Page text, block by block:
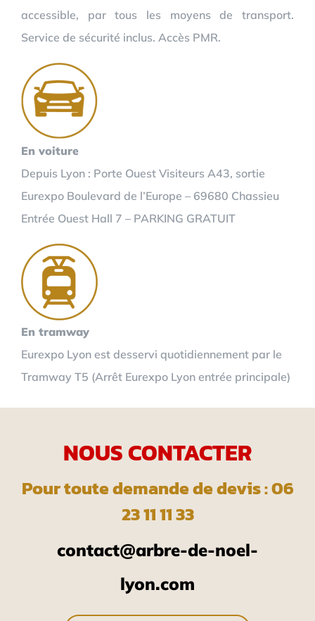
accessible, par tous les moyens de transport.
Service de sécurité inclus. Accès PMR.
En voiture
Depuis Lyon : Porte Ouest Visiteurs A43, sortie
Eurexpo Boulevard de l’Europe – 69680 Chassieu
Entrée Ouest Hall 7 – PARKING GRATUIT
En tramway
Eurexpo Lyon est desservi quotidiennement par le
Tramway T5 (Arrêt Eurexpo Lyon entrée principale)
NOUS CONTACTER
Pour toute demande de devis : 06
23 11 11 33
contact@arbre-de-noel-
lyon.com